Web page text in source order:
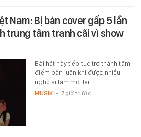
Nam: Bị bản cover gấp 5 lần
trung tâm tranh cãi vì show
Bài hát này tiếp tục trở thành tâm
điểm bàn luận khi được nhiều
nghệ sĩ làm mới lại.
MUSIK - 7 giờ trước